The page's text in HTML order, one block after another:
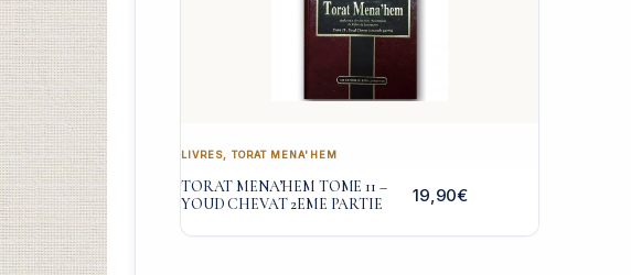
LIVRES, TORAT MENA'HEM
TORAT MENA’HEM TOME 11 –
YOUD CHEVAT 2EME PARTIE
19,90€